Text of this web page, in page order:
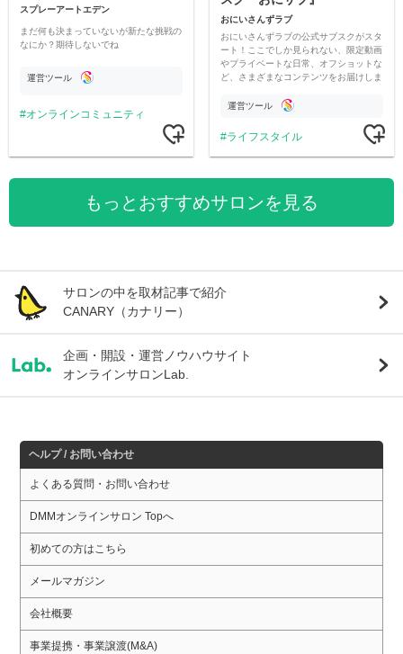
スプレーアートエデン
まだ何も決まっていないが新たな挑戦の
なにか？期待しないでね
運営ツール
オンラインコミュニティ
おにいさんずラブ
おにいさんずラブの公式サブスクがスタ
ート！ここでしか見られない、限定動画
やプライベートな日常、オフショットな
ど、さまざまなコンテンツをお届けしま
運営ツール
ライフスタイル
もっとおすすめサロンを見る
サロンの中を取材記事で紹介
CANARY（カナリー）
企画・開設・運営ノウハウサイト
オンラインサロンLab.
ヘルプ / お問い合わせ
よくある質問・お問い合わせ
DMMオンラインサロン Topへ
初めての方はこちら
メールマガジン
会社概要
事業提携・事業譲渡(M&A)